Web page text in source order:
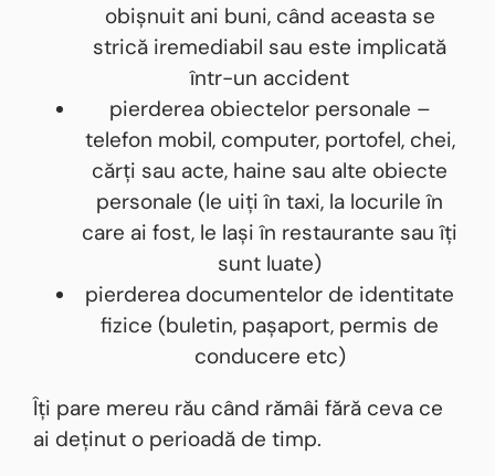
obișnuit ani buni, când aceasta se
strică iremediabil sau este implicată
într-un accident
pierderea obiectelor personale –
telefon mobil, computer, portofel, chei,
cărți sau acte, haine sau alte obiecte
personale (le uiți în taxi, la locurile în
care ai fost, le lași în restaurante sau îți
sunt luate)
pierderea documentelor de identitate
fizice (buletin, pașaport, permis de
conducere etc)
Îți pare mereu rău când rămâi fără ceva ce
ai deținut o perioadă de timp.